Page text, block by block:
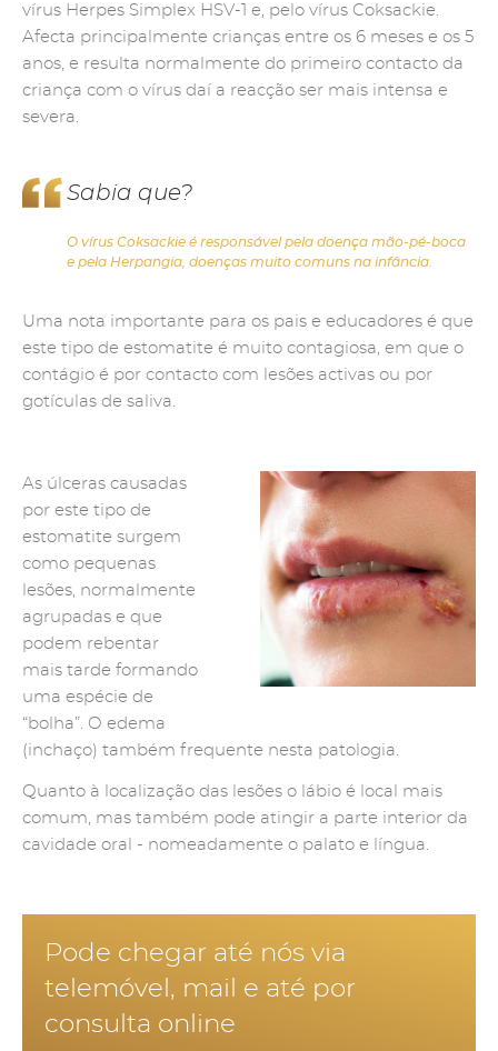
vírus Herpes Simplex HSV-1 e, pelo vírus Coksackie.
Afecta principalmente crianças entre os 6 meses e os 5
anos, e resulta normalmente do primeiro contacto da
criança com o vírus daí a reacção ser mais intensa e
severa.
Sabia que?
O vírus Coksackie é responsável pela doença mão-pé-boca
e pela Herpangia, doenças muito comuns na infância.
Uma nota importante para os pais e educadores é que
este tipo de estomatite é muito contagiosa, em que o
contágio é por contacto com lesões activas ou por
gotículas de saliva.
As úlceras causadas
por este tipo de
estomatite surgem
como pequenas
lesões, normalmente
agrupadas e que
podem rebentar
mais tarde formando
uma espécie de
“bolha”. O edema
(inchaço) também frequente nesta patologia.
Quanto à localização das lesões o lábio é local mais
comum, mas também pode atingir a parte interior da
cavidade oral - nomeadamente o palato e língua.
Pode chegar até nós via
telemóvel, mail e até por
consulta online